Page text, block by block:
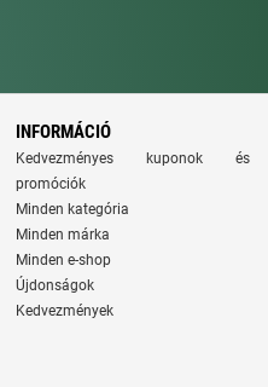
INFORMÁCIÓ
Kedvezményes kuponok és
promóciók
Minden kategória
Minden márka
Minden e-shop
Újdonságok
Kedvezmények